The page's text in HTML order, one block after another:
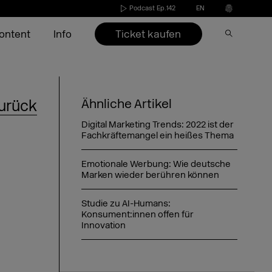
Podcast Ep.142 EN
Speaker*innen 2026
Agenda 2026
Datum & Öffnungszeiten
Anreise
Übernachtung
Aussteller 2022-2025
Aussteller-Checkliste
FAQ Aussteller
Profilbildgenerator
Profilbildgenerator Partner
Side Event Anmeldung
Agenda 2026
Call for Speakers
Bildgenerator für
Speaker*innen
FAQ Bühnen & Speaker
DMEXCO Newsletter
Profilbild Generator
Profilbildgenerator für
Speaker*innen
Profilbildgenerator Partner
Info
Partner & Sponsoren
Ticket kaufen
Ähnliche Artikel
Digital Marketing Trends: 2022 ist der
Fachkräftemangel ein heißes Thema
Emotionale Werbung: Wie deutsche
Marken wieder berühren können
Studie zu AI-Humans:
Konsument:innen offen für
Innovation